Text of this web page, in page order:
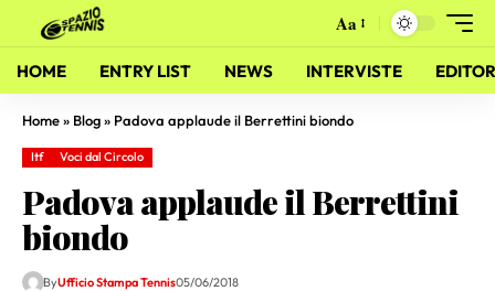
Aa
HOME ENTRY LIST NEWS INTERVISTE
Home» Blog» Padova applaude il Berrettini biondo
Itf Voci dal Circolo
Padova applaude il Berrettini
biondo
ByUfficio Stampa Tennis05/06/2018